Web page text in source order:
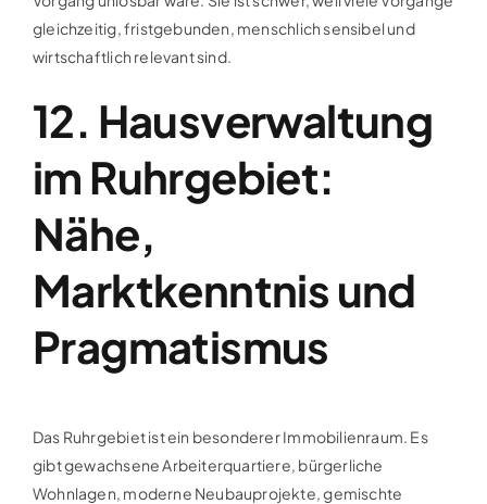
gleichzeitig, fristgebunden, menschlich sensibel und
wirtschaftlich relevant sind.
12. Hausverwaltung
im Ruhrgebiet:
Nähe,
Marktkenntnis und
Pragmatismus
Das Ruhrgebiet ist ein besonderer Immobilienraum. Es
gibt gewachsene Arbeiterquartiere, bürgerliche
Wohnlagen, moderne Neubauprojekte, gemischte